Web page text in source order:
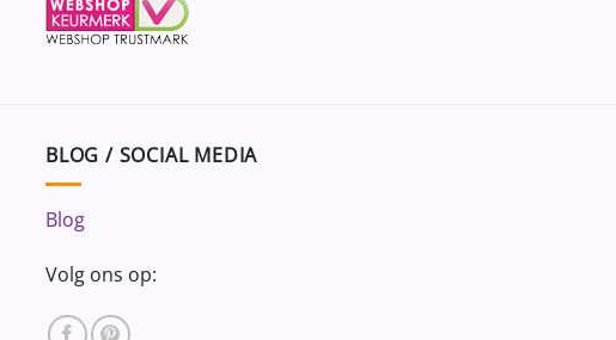
BLOG / SOCIAL MEDIA
Blog
Volg ons op: